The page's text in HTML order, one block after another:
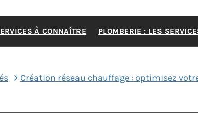
À CONNAÎTRE PLOMBERIE : LES
Création réseau chauffage : optimisez